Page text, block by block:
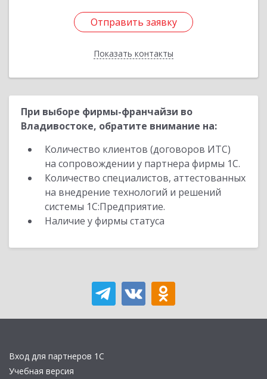
Отправить заявку
Показать контакты
Отправить заявку
Назад
При выборе фирмы-франчайзи во
Владивостоке, обратите внимание на:
Количество клиентов (договоров ИТС)
на сопровождении у партнера фирмы 1С.
Количество специалистов, аттестованных
на внедрение технологий и решений
системы 1С:Предприятие.
Наличие у фирмы статуса
Вход для партнеров 1С
Учебная версия